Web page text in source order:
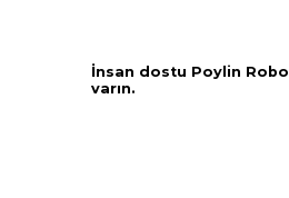
İnsan dostu Poylin
varın.